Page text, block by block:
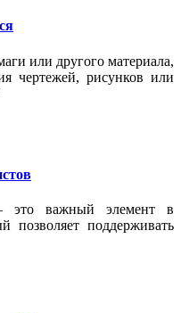
или другого материала,
чертежей, рисунков или
это важный элемент в
позволяет поддерживать